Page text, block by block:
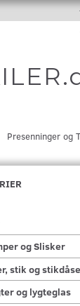
Presenninger og
og Slisker
stik og
og lygteglas